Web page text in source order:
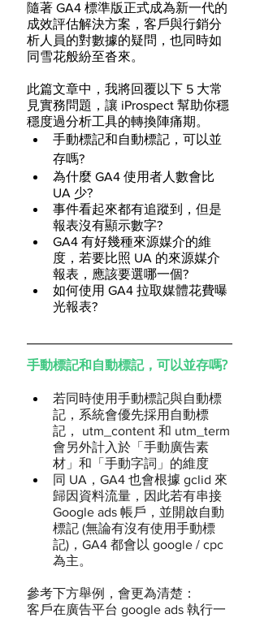
隨著 GA4 標準版正式成為新一代的
成效評估解決方案，客戶與行銷分
析人員的對數據的疑問，也同時如
同雪花般紛至沓來。
此篇文章中，我將回覆以下 5 大常
見實務問題，讓 iProspect 幫助你穩
穩度過分析工具的轉換陣痛期。
手動標記和自動標記，可以並
存嗎?
為什麼 GA4 使用者人數會比
UA 少?
事件看起來都有追蹤到，但是
報表沒有顯示數字?
GA4 有好幾種來源媒介的維
度，若要比照 UA 的來源媒介
報表，應該要選哪一個?
如何使用 GA4 拉取媒體花費曝
光報表?
手動標記和自動標記，可以並存嗎?
若同時使用手動標記與自動標
記，系統會優先採用自動標
記， utm_content 和 utm_term
會另外計入於「手動廣告素
材」和「手動字詞」的維度
同 UA，GA4 也會根據 gclid 來
歸因資料流量，因此若有串接
Google ads 帳戶，並開啟自動
標記 (無論有沒有使用手動標
記)，GA4 都會以 google / cpc
為主。
參考下方舉例，會更為清楚：
客戶在廣告平台 google ads 執行一